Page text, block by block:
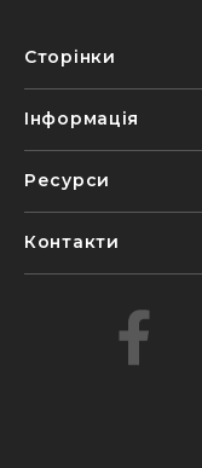
Сторінки
Інформація
Ресурси
Контакти